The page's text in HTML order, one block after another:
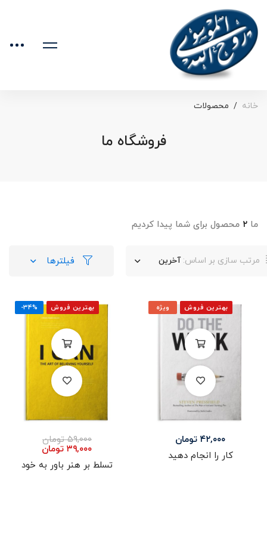
خانه محصولات
فروشگاه ما
ما ۲ محصول برای شما پیدا کردیم
مرتب سازی بر اساس: آخرین فیلترها
بهترین فروش ویژه
۴۲,۰۰۰ تومان
کار را انجام دهید
بهترین فروش -۳۴%
۵۹,۰۰۰ تومان
۳۹,۰۰۰ تومان
تسلط بر هنر باور به خود